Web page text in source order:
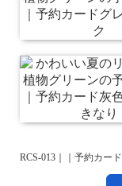
RCS-013｜｜予約カード